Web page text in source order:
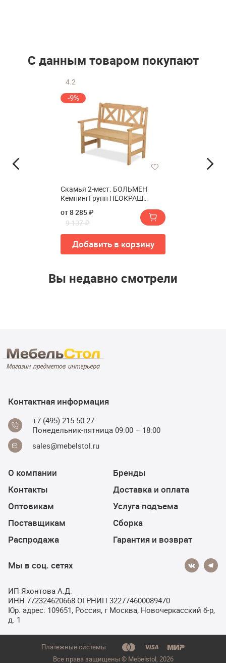
Добавить в корзину
С данным товаром покупают
4.2
-9%
Скамья 2-мест. БОЛЬМЕН
КемпингГрупп НЕОКРАШ
от 8 285 ₽
9 137 ₽
Добавить в корзину
Вы недавно смотрели
Контактная информация
+7 (495) 215-50-27
Понедельник-пятница 09:00 – 18:00
sales@mebelstol.ru
О компании
Контакты
Оптовикам
Поставщикам
Распродажа
Бренды
Доставка и оплата
Услуга подъема
Сборка
Гарантия и возврат
Мы в соц. сетях
ИП Яхонтова А.Д.
ИНН 772324620668 ОГРНИП 322774600089470
Юр. адрес: 109651, Россия, г Москва, Новочеркасский б-р,
д. 1
Платежные системы
Все права защищены © Мebelstol, 2026